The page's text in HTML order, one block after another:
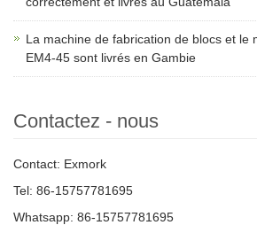
La machine de fabrication de blocs et le
EM4-45 sont livrés en Gambie
Contactez - nous
Contact: Exmork
Tel: 86-15757781695
Whatsapp: 86-15757781695